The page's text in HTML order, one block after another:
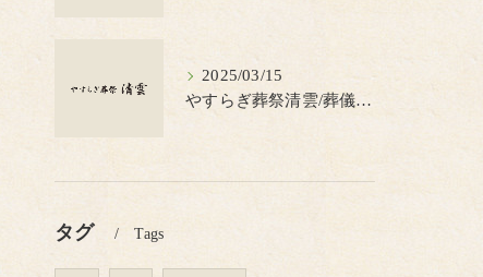
2025/03/15
やすらぎ葬祭清雲/葬儀で蝋燭を使う理由とは
タグ Tags